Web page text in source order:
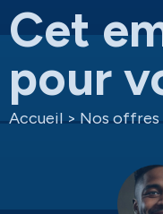
Cet
pour
Accueil > Nos offres